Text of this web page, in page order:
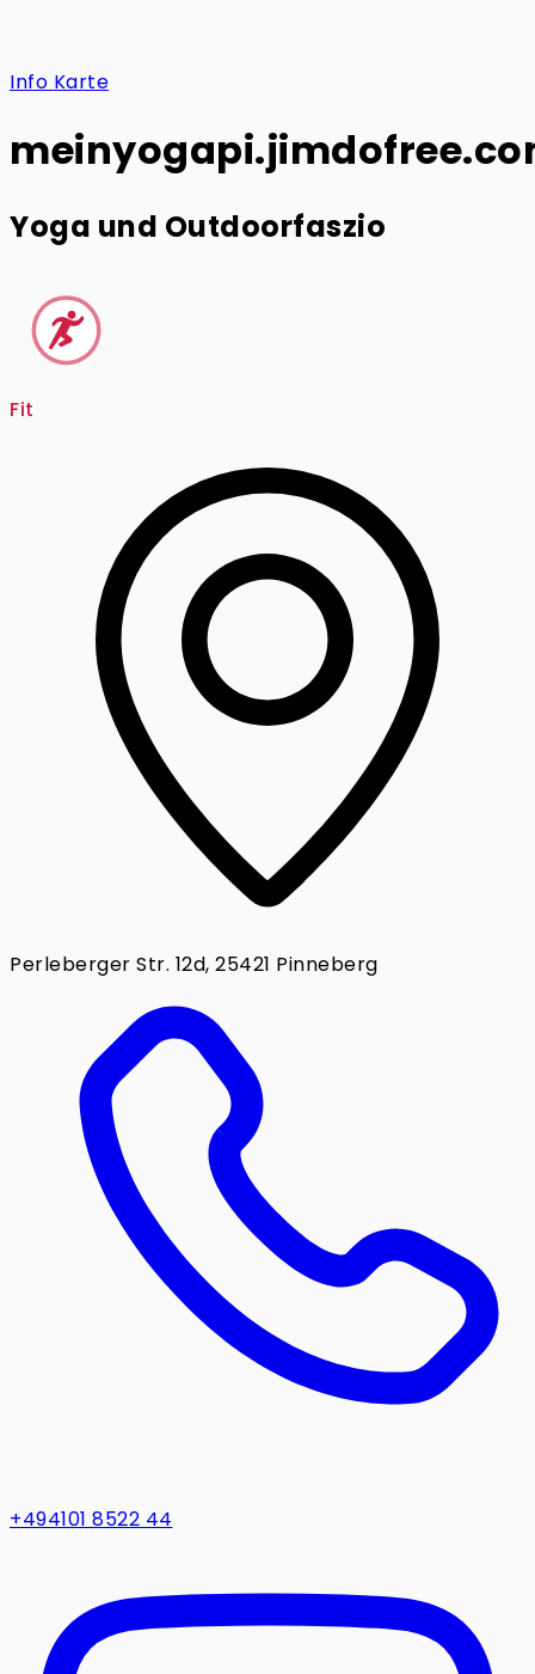
Info Karte
Yoga und Outdoorfaszio
Fit
Perleberger Str. 12d, 25421 Pinneberg
+494101 8522 44